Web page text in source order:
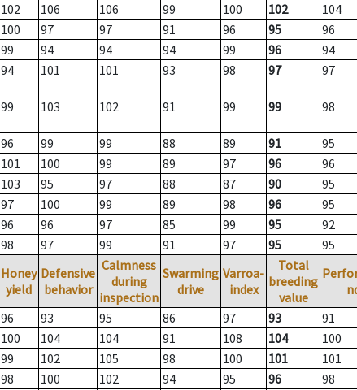
102 106 106 99 100 102
104
100 97 97 91 96 95
96
99 94 94 94 99 96
94
94 101 101 93 98 97 97
99 103 102 91 99 99 98
96 99 99 88 89 91
95
101 100 99 89 97 96
96
103 95 97 88 87 90
95
97 100 99 89 98 96
95
96 96 97 85 99 95
92
98 97 99 91 97 95 95
Honey
yield
Defensive
behavior
Calmness
during
inspection
Swarming
drive
Varroa-
index
Total
breeding
value
96 93 95 86 97 93
91
100 104 104 91 108 104
100
99 102 105 98 100 101
101
98 100 102 94 95 96
98